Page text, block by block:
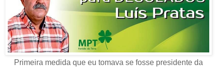
Primeira medida que eu tomava se fosse presidente da